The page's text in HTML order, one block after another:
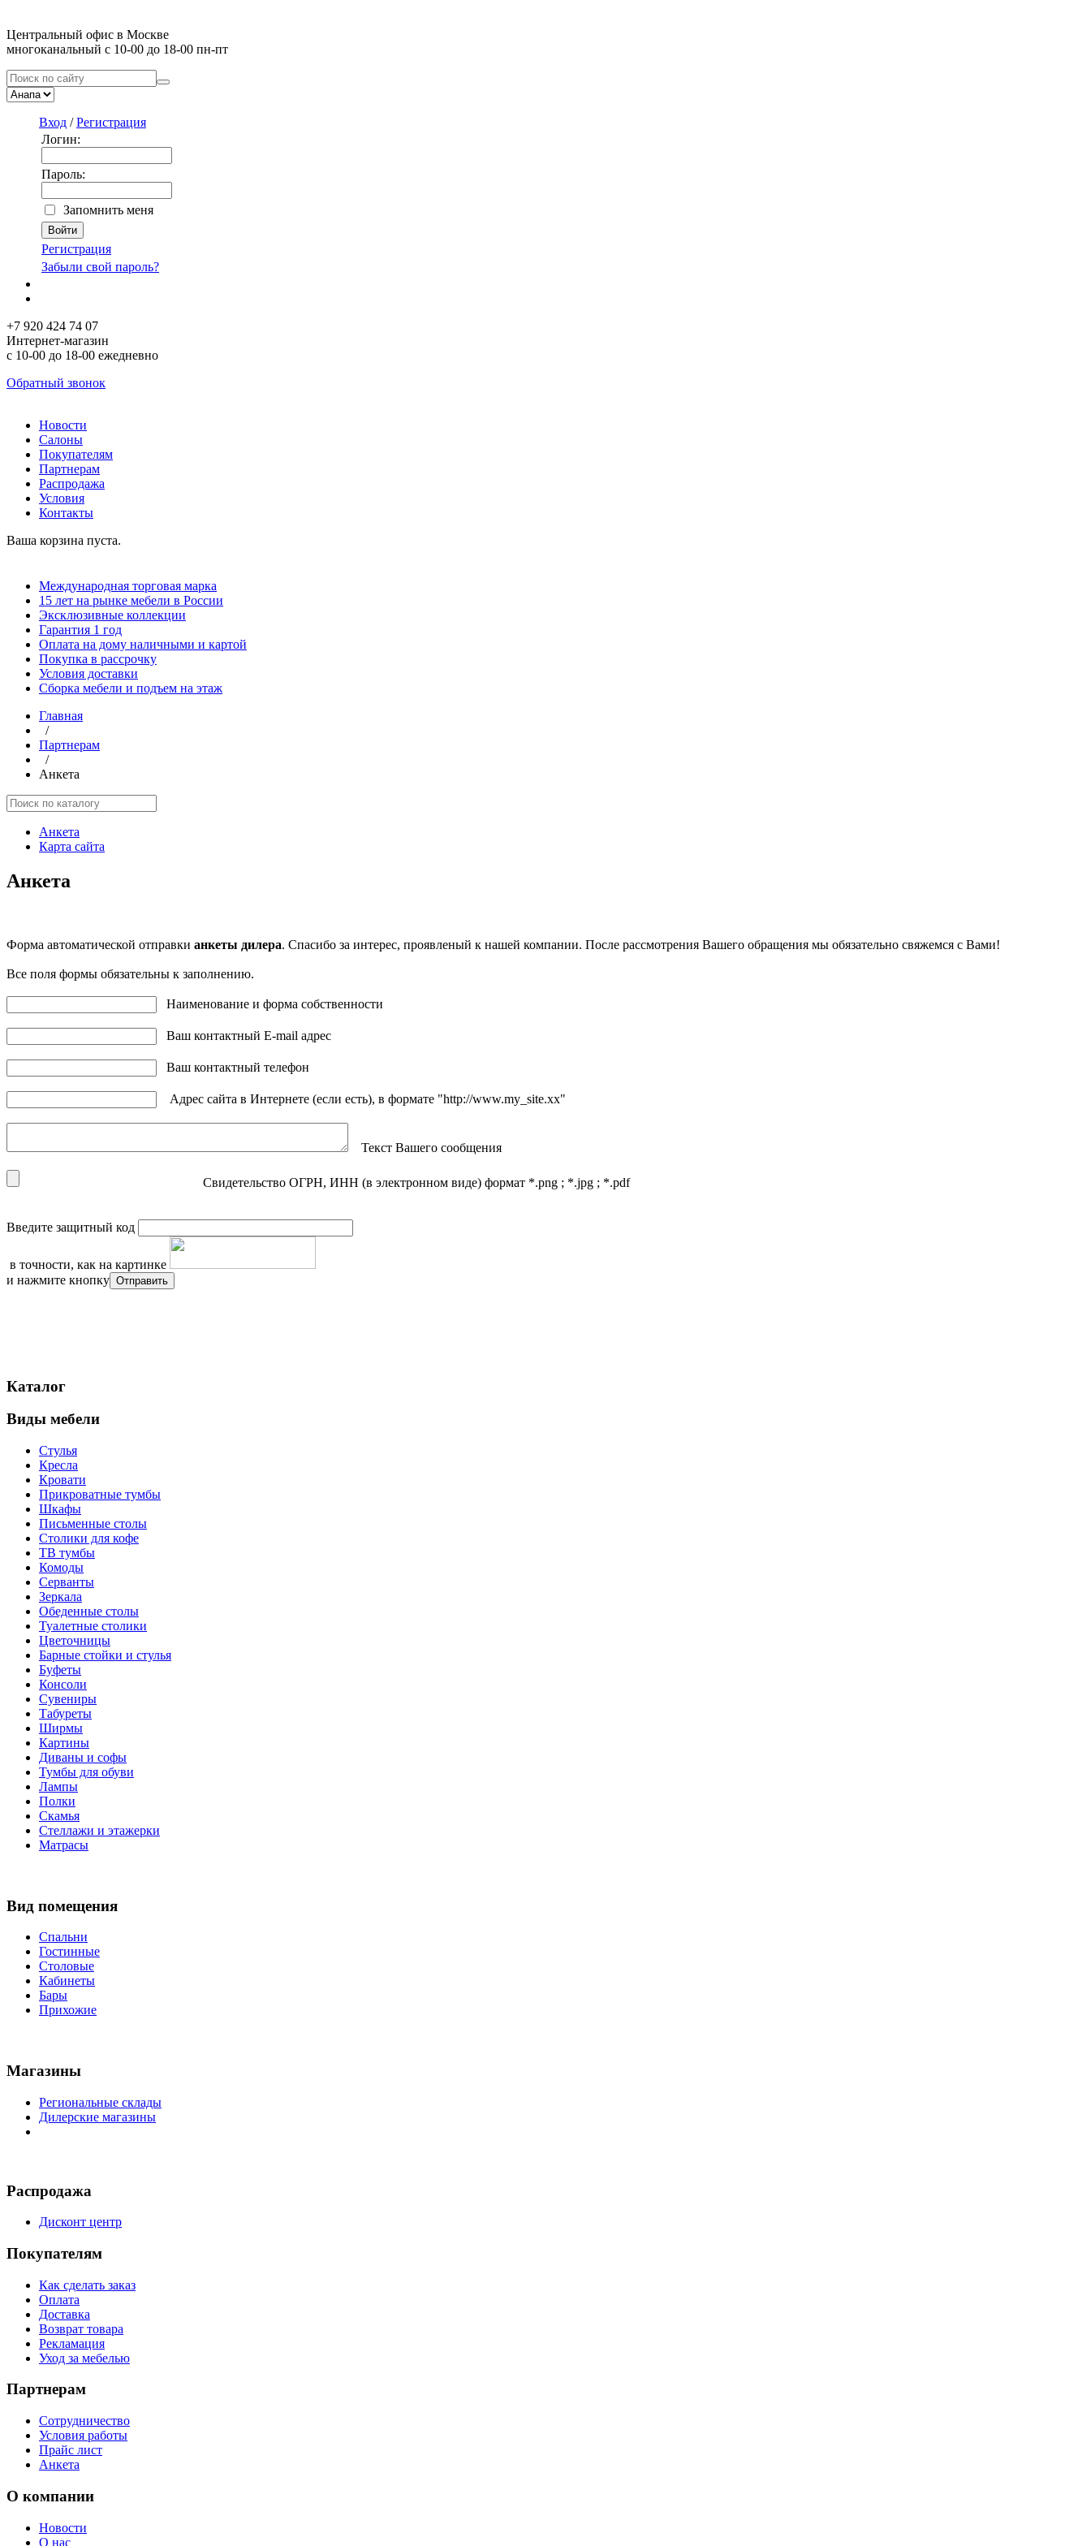
Центральный офис в Москве
многоканальный с 10-00 до 18-00 пн-пт
Вход /Регистрация
Логин:
Пароль:
Запомнить меня
Регистрация
Забыли свой пароль?
+7 920 424 74 07
Интернет-магазин
с 10-00 до 18-00 ежедневно
Обратный звонок
Новости
Салоны
Покупателям
Партнерам
Распродажа
Условия
Контакты
Ваша корзина пуста.
Международная торговая марка
15 лет на рынке мебели в России
Эксклюзивные коллекции
Гарантия 1 год
Оплата на дому наличными и картой
Покупка в рассрочку
Условия доставки
Сборка мебели и подъем на этаж
Главная
/
Партнерам
/
Анкета
Анкета
Карта сайта
Анкета
Форма автоматической отправки анкеты дилера. Спасибо за интерес, проявленый к нашей компании. После рассмотрения Вашего обращения мы обязательно свяжемся с Вами!
Все поля формы обязательны к заполнению.
Наименование и форма собственности
Ваш контактный E-mail адрес
Ваш контактный телефон
Адрес сайта в Интернете (если есть), в формате "http://www.my_site.xx"
Текст Вашего сообщения
Свидетельство ОГРН, ИНН (в электронном виде) формат *.png ; *.jpg ; *.pdf
Введите защитный код
в точности, как на картинке
и нажмите кнопку
Каталог
Виды мебели
Стулья
Кресла
Кровати
Прикроватные тумбы
Шкафы
Письменные столы
Столики для кофе
ТВ тумбы
Комоды
Серванты
Зеркала
Обеденные столы
Туалетные столики
Цветочницы
Барные стойки и стулья
Буфеты
Консоли
Сувениры
Табуреты
Ширмы
Картины
Диваны и софы
Тумбы для обуви
Лампы
Полки
Скамья
Стеллажи и этажерки
Матрасы
Вид помещения
Спальни
Гостинные
Столовые
Кабинеты
Бары
Прихожие
Магазины
Региональные склады
Дилерские магазины
Распродажа
Дисконт центр
Покупателям
Как сделать заказ
Оплата
Доставка
Возврат товара
Рекламация
Уход за мебелью
Партнерам
Сотрудничество
Условия работы
Прайс лист
Анкета
О компании
Новости
О нас